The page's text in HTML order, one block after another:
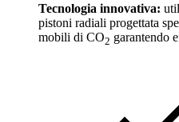
Tecnologia innovativa:
pistoni radiali progettata
mobili di CO2 garantendo